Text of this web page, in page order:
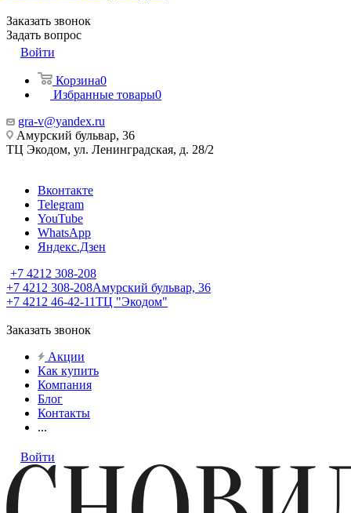
Заказать звонок
Задать вопрос
Войти
Корзина0
Избранные товары0
gra-v@yandex.ru
Амурский бульвар, 36
ТЦ Экодом, ул. Ленинградская, д. 28/2
Вконтакте
Telegram
YouTube
WhatsApp
Яндекс.Дзен
+7 4212 308-208
+7 4212 308-208Амурский бульвар, 36
+7 4212 46-42-11ТЦ "Экодом"
Заказать звонок
Акции
Как купить
Компания
Блог
Контакты
...
Войти